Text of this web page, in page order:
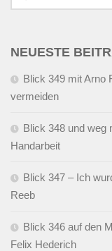
nach:
NEUESTE
Blick 349 mit Arno
vermeiden
Blick 348 und weg
Handarbeit
Blick 347 – Ich
Reeb
Blick 346 auf den
Felix Hederich